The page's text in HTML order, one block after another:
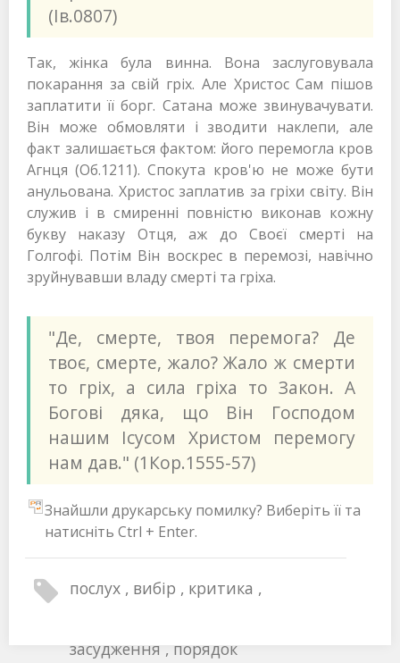
(Ів.0807)
Так, жінка була винна. Вона заслуговувала
покарання за свій гріх. Але Христос Сам пішов
заплатити її борг. Сатана може звинувачувати.
Він може обмовляти і зводити наклепи, але
факт залишається фактом: його перемогла кров
Агнця (Об.1211). Спокута кров'ю не може бути
анульована. Христос заплатив за гріхи світу. Він
служив і в смиренні повністю виконав кожну
букву наказу Отця, аж до Своєї смерті на
Голгофі. Потім Він воскрес в перемозі, навічно
зруйнувавши владу смерті та гріха.
"Де, смерте, твоя перемога? Де
твоє, смерте, жало? Жало ж смерти
то гріх, а сила гріха то Закон. А
Богові дяка, що Він Господом
нашим Ісусом Христом перемогу
нам дав." (1Кор.1555-57)
Знайшли друкарську помилку? Виберіть її та
натисніть Ctrl + Enter.
послух вибір критика
засудження порядок